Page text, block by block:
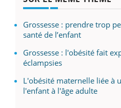
Grossesse : prendre trop
santé de l’enfant
Grossesse : l'obésité fait
éclampsies
L'obésité maternelle liée à
l'enfant à l'âge adulte